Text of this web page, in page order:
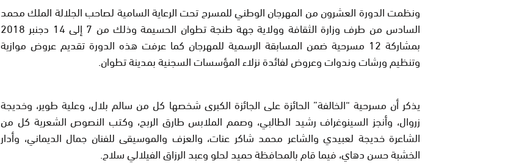
ونظمت الدورة العشرون من المهرجان الوطني للمسرح تحت الرعاية السامية لصاحب الجلالة الملك محمد
السادس من طرف وزارة الثقافة وولاية جهة طنجة تطوان الحسيمة وذلك من 7 إلى 14 دجنبر 2018
بمشاركة 12 مسرحية ضمن المسابقة الرسمية للمهرجان كما عرفت هذه الدورة تقديم عروض موازية
وتنظيم ورشات وندوات وعروض لفائدة نزلاء المؤسسات السجنية بمدينة تطوان.
يذكر أن مسرحية “الخالفة” الحائزة على الجائزة الكبرى شخصها كل من سالم بلال، وعلية طوير، وخديجة
زروال، وأنجز السينوغراف رشيد الطالبي، وصمم الملابس طارق الربح، وكتب النصوص الشعرية كل من
الشاعرة خديجة لعبيدي والشاعر محمد شاكر عنات، والعزف والموسيقى للفنان جمال الديماني، وأدار
الخشبة حسن دهاي، فيما قام بالمحافظة حميد لحلو وعبد الرزاق الفيلالي سلاح.